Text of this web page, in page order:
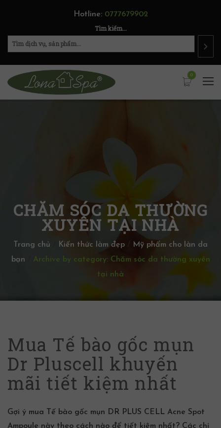
Hotline: 0777679902
Tìm kiếm...
0
CHĂM SÓC DA THƯỜNG
XUYÊN TẠI NHÀ
Trang chủ Kiến thức làm đẹp /
Mỹ phẩm cho làn da
bạn
Archive by category: Chăm sóc da thường xuyên
tại nhà
Mua Tế bào gốc mụn
Dr Pluscell khuyến
mãi tiết kiệm nhất
Gợi ý mua Tế bào gốc mụn DR PLUS CELL Acne Spot
Ampoule này theo cách nào để tiết kiệm nhất? Các chị